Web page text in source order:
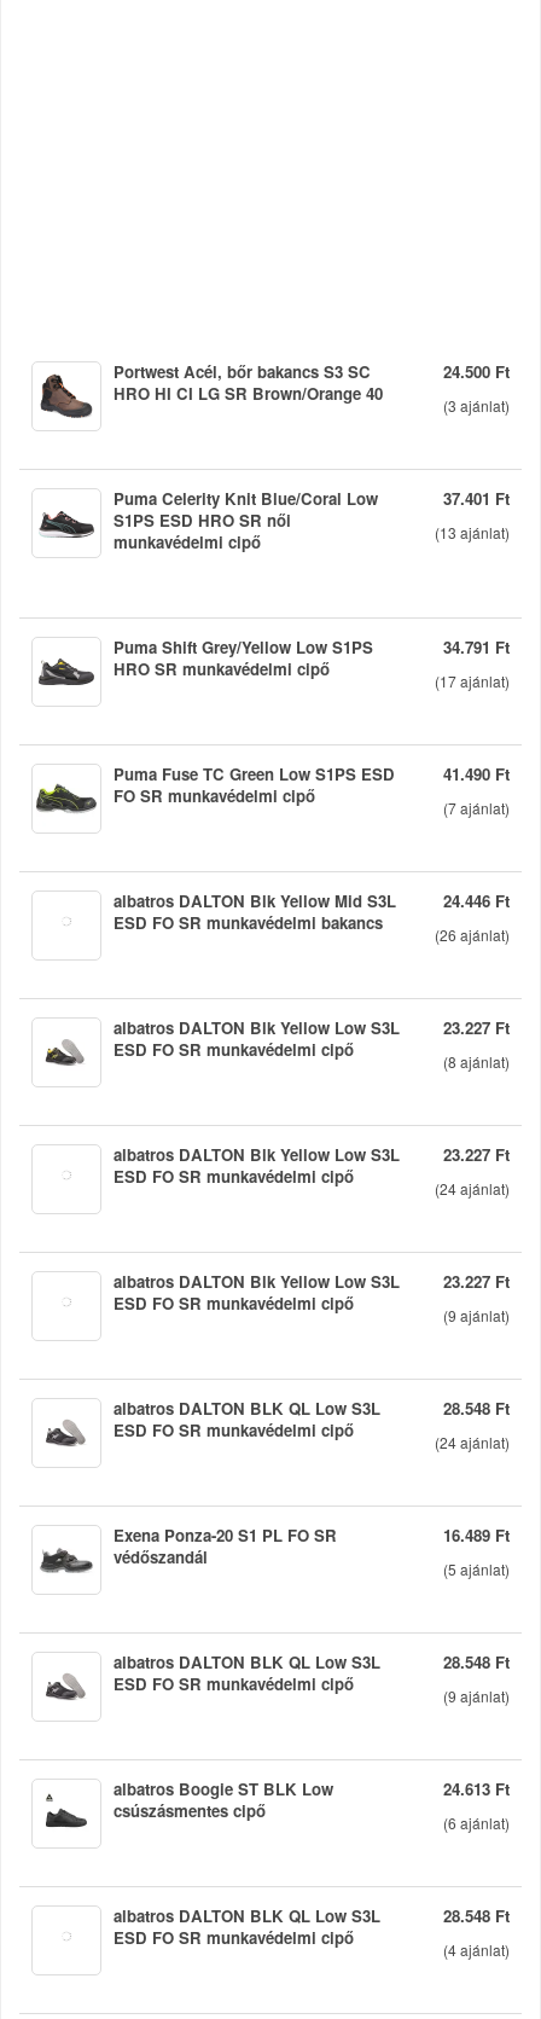
24.500 Ft
(3 ajánlat)
Portwest Acél, bőr bakancs S3 SC
HRO HI CI LG SR Brown/Orange 40
37.401 Ft
(13 ajánlat)
Puma Celerity Knit Blue/Coral Low
S1PS ESD HRO SR női
munkavédelmi cipő
34.791 Ft
(17ajánlat)
Puma Shift Grey/Yellow Low S1PS
HRO SR munkavédelmi cipő
41.490 Ft
(7ajánlat)
Puma Fuse TC Green Low S1PS ESD
FO SR munkavédelmi cipő
24.446 Ft
(26 ajánlat)
albatros DALTON Blk Yellow Mid S3L
ESD FO SR munkavédelmi bakancs
23.227 Ft
(8 ajánlat)
albatros DALTON Blk Yellow Low S3L
ESD FO SR munkavédelmi cipő
23.227 Ft
(24ajánlat)
albatros DALTON Blk Yellow Low S3L
ESD FO SR munkavédelmi cipő
23.227 Ft
(9 ajánlat)
albatros DALTON Blk Yellow Low S3L
ESD FO SR munkavédelmi cipő
28.548 Ft
(24ajánlat)
albatros DALTON BLK QL Low S3L
ESD FO SR munkavédelmi cipő
16.489 Ft
(5 ajánlat)
Exena Ponza-20 S1 PL FO SR
védőszandál
28.548 Ft
(9 ajánlat)
albatros DALTON BLK QL Low S3L
ESD FO SR munkavédelmi cipő
24.613 Ft
(6 ajánlat)
albatros Boogie ST BLK Low
csúszásmentes cipő
28.548 Ft
(4ajánlat)
albatros DALTON BLK QL Low S3L
ESD FO SR munkavédelmi cipő